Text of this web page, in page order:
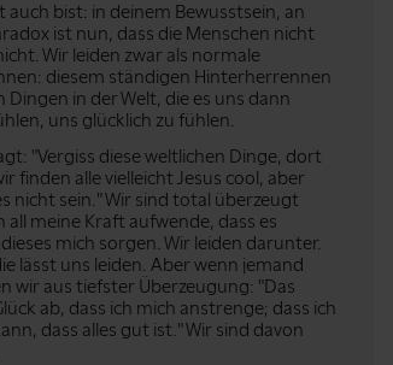
bist: in deinem Bewusstsein, an
ist nun, dass die Menschen nicht
Wir leiden zwar als normale
diesem ständigen Hinterherrennen
in der Welt, die es uns dann
uns glücklich zu fühlen.
"Vergiss diese weltlichen Dinge, dort
finden alle vielleicht Jesus cool, aber
nicht sein." Wir sind total überzeugt
meine Kraft aufwende, dass es
mich sorgen. Wir leiden darunter.
lässt uns leiden. Aber wenn jemand
wir aus tiefster Überzeugung: "Das
ab, dass ich mich anstrenge; dass ich
dass alles gut ist." Wir sind davon